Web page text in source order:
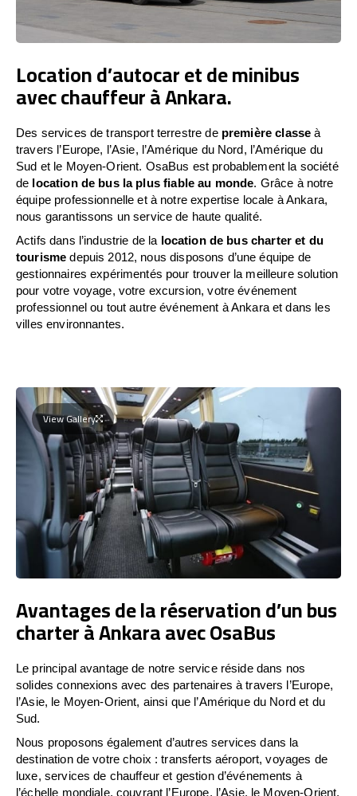
Location d’autocar et de minibus
avec chauffeur à Ankara.
Des services de transport terrestre de première classe à
travers l’Europe, l’Asie, l’Amérique du Nord, l’Amérique du
Sud et le Moyen-Orient. OsaBus est probablement la société
de location de bus la plus fiable au monde. Grâce à notre
équipe professionnelle et à notre expertise locale à Ankara,
nous garantissons un service de haute qualité.
Actifs dans l’industrie de la location de bus charter et du
tourisme depuis 2012, nous disposons d’une équipe de
gestionnaires expérimentés pour trouver la meilleure solution
pour votre voyage, votre excursion, votre événement
professionnel ou tout autre événement à Ankara et dans les
villes environnantes.
View Gallery
Avantages de la réservation d’un bus
charter à Ankara avec OsaBus
Le principal avantage de notre service réside dans nos
solides connexions avec des partenaires à travers l’Europe,
l’Asie, le Moyen-Orient, ainsi que l’Amérique du Nord et du
Sud.
Nous proposons également d’autres services dans la
destination de votre choix : transferts aéroport, voyages de
luxe, services de chauffeur et gestion d’événements à
l’échelle mondiale, couvrant l’Europe, l’Asie, le Moyen-Orient,